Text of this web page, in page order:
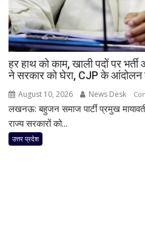
हर हाथ को काम, खाली पदों पर
ने सरकार को घेरा, CJP के आंदोलन
August 10, 2026 News Desk
लखनऊ: बहुजन समाज पार्टी प्रमुख
राज्य सरकारों को...
उत्तर प्रदेश